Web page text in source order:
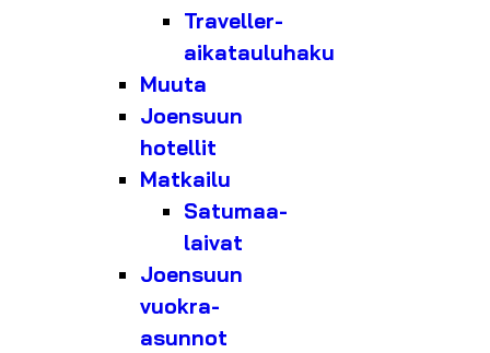
Traveller-
aikatauluhaku
Muuta
Joensuun
hotellit
Matkailu
Satumaa-
laivat
Joensuun
vuokra-
asunnot